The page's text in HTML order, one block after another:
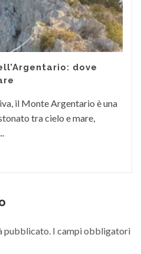
dove
il Monte Argentario è una
tra cielo e mare,
pubblicato. I campi obbligatori